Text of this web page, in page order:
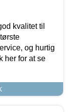
kvalitet til
og hurtig
her for at se